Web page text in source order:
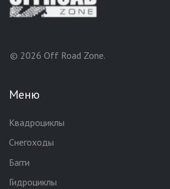
© 2026 Off Road Zone.
Меню
Квадроциклы
Снегоходы
Багги
Гидроциклы